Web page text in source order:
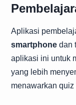
Aplikasi
smartphone dan
aplikasi ini untuk
yang lebih
menawarkan